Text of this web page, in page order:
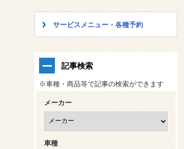
サービスメニュー・各種予約
記事検索
※車種・商品等で記事の検索ができます
メーカー
車種